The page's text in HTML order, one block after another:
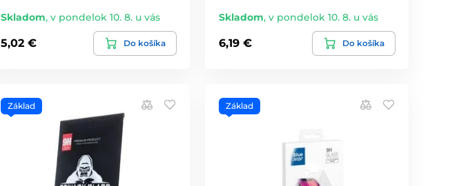
Skladom, v pondelok 10. 8. u vás
5,02 € Do košíka
Skladom,v pondelok 10. 8. u vás
6,19 € Do košíka
Základ Základ